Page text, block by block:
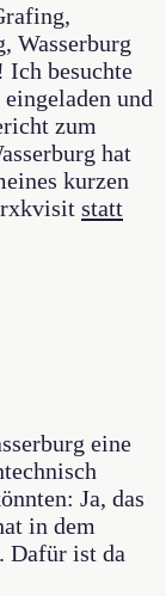
Wasserburg
Ich besuchte
und
zum
hat
kurzen
statt
eine
Ja, das
in dem
Dafür ist da